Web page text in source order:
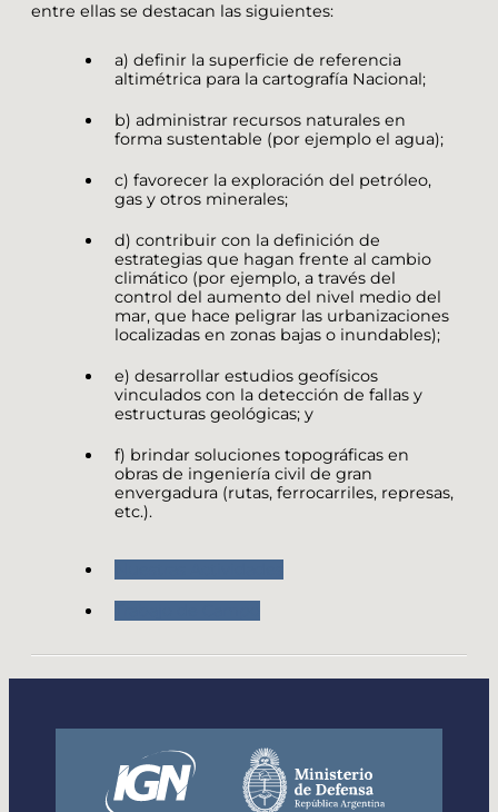
entre ellas se destacan las siguientes:
a) definir la superficie de referencia
altimétrica para la cartografía Nacional;
b) administrar recursos naturales en
forma sustentable (por ejemplo el agua);
c) favorecer la exploración del petróleo,
gas y otros minerales;
d) contribuir con la definición de
estrategias que hagan frente al cambio
climático (por ejemplo, a través del
control del aumento del nivel medio del
mar, que hace peligrar las urbanizaciones
localizadas en zonas bajas o inundables);
e) desarrollar estudios geofísicos
vinculados con la detección de fallas y
estructuras geológicas; y
f) brindar soluciones topográficas en
obras de ingeniería civil de gran
envergadura (rutas, ferrocarriles, represas,
etc.).